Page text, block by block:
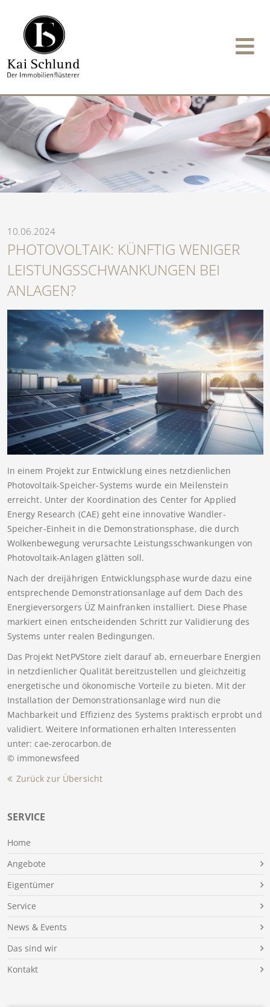
SERVICE
Home
Angebote
Eigentümer
Service
News & Events
Das sind wir
Kontakt
10.06.2024
PHOTOVOLTAIK: KÜNFTIG WENIGER
LEISTUNGSSCHWANKUNGEN BEI
ANLAGEN?
In einem Projekt zur Entwicklung eines netzdienlichen
Photovoltaik-Speicher-Systems wurde ein Meilenstein
erreicht. Unter der Koordination des Center for Applied
Energy Research (CAE) geht eine innovative Wandler-
Speicher-Einheit in die Demonstrationsphase, die durch
Wolkenbewegung verursachte Leistungsschwankungen von
Photovoltaik-Anlagen glätten soll.
Nach der dreijährigen Entwicklungsphase wurde dazu eine
entsprechende Demonstrationsanlage auf dem Dach des
Energieversorgers ÜZ Mainfranken installiert. Diese Phase
markiert einen entscheidenden Schritt zur Validierung des
Systems unter realen Bedingungen.
Das Projekt NetPVStore zielt darauf ab, erneuerbare Energien
in netzdienlicher Qualität bereitzustellen und gleichzeitig
energetische und ökonomische Vorteile zu bieten. Mit der
Installation der Demonstrationsanlage wird nun die
Machbarkeit und Effizienz des Systems praktisch erprobt und
validiert. Weitere Informationen erhalten Interessenten
unter: cae-zerocarbon.de
© immonewsfeed
Zurück zur Übersicht